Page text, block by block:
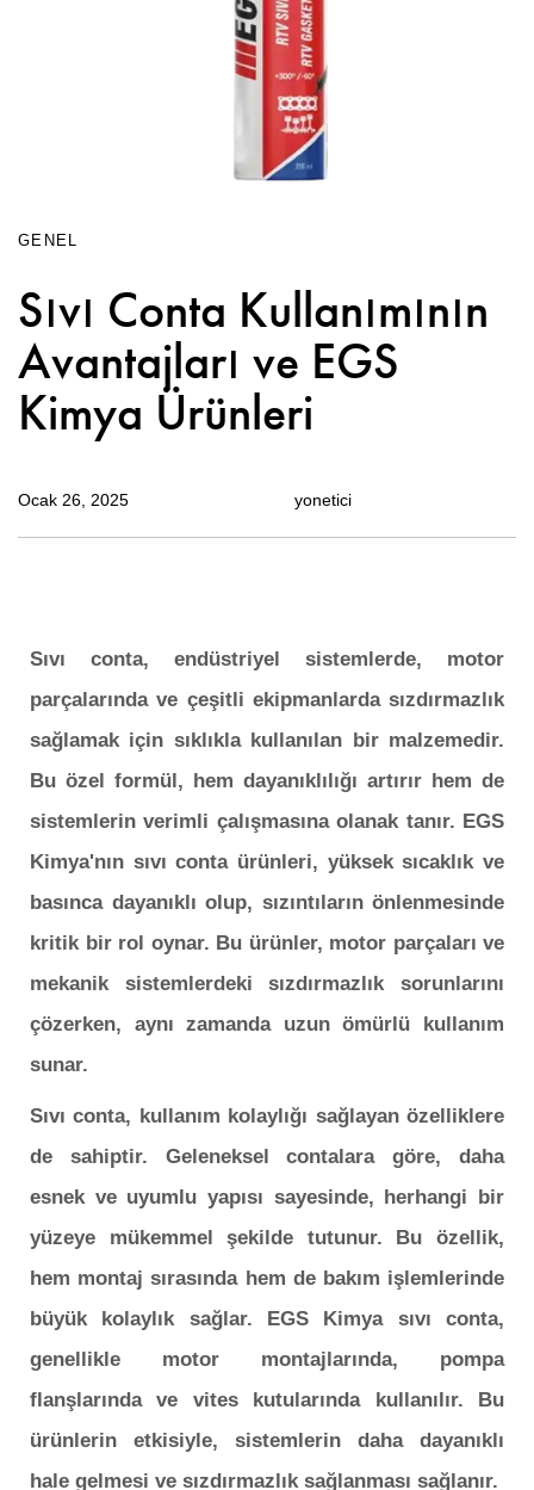
GENEL
Sıvı Conta Kullanımının
Avantajları ve EGS
Kimya Ürünleri
yonetici
Ocak 26, 2025
Sıvı conta, endüstriyel sistemlerde, motor
parçalarında ve çeşitli ekipmanlarda sızdırmazlık
sağlamak için sıklıkla kullanılan bir malzemedir.
Bu özel formül, hem dayanıklılığı artırır hem de
sistemlerin verimli çalışmasına olanak tanır. EGS
Kimya'nın sıvı conta ürünleri, yüksek sıcaklık ve
basınca dayanıklı olup, sızıntıların önlenmesinde
kritik bir rol oynar. Bu ürünler, motor parçaları ve
mekanik sistemlerdeki sızdırmazlık sorunlarını
çözerken, aynı zamanda uzun ömürlü kullanım
sunar.
Sıvı conta, kullanım kolaylığı sağlayan özelliklere
de sahiptir. Geleneksel contalara göre, daha
esnek ve uyumlu yapısı sayesinde, herhangi bir
yüzeye mükemmel şekilde tutunur. Bu özellik,
hem montaj sırasında hem de bakım işlemlerinde
büyük kolaylık sağlar. EGS Kimya sıvı conta,
genellikle motor montajlarında, pompa
flanşlarında ve vites kutularında kullanılır. Bu
ürünlerin etkisiyle, sistemlerin daha dayanıklı
hale gelmesi ve sızdırmazlık sağlanması sağlanır.